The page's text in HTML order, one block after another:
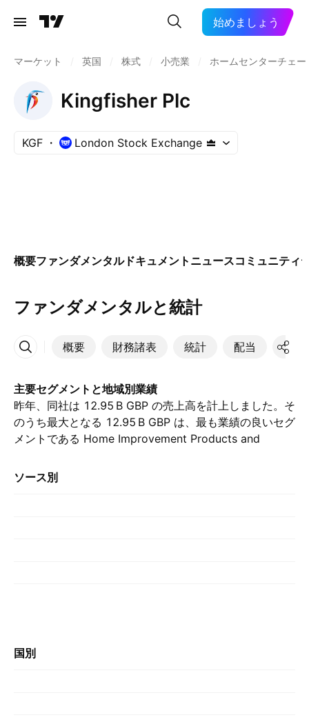
始めましょう
マーケット 英国 株式 小売業 ホームセンターチェー
Kingfisher Plc
KGF London Stock Exchange
概要ファンダメンタルドキュメント ニュースコミュニティ
ファンダメンタルと統計
概要 財務諸表 統計 配当 決算
その他
主要セグメントと地域別業績
昨年、同社は ‪12.95 B‬ GBP の売上高を計上しました。そ
のうち最大となる ‪12.95 B‬ GBP は、最も業績の良いセグ
メントである Home Improvement Products and
GBP と比較して）. 最大の貢献は United Kingdom &
ソース別
国別